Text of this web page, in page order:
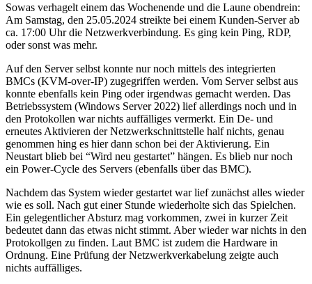
Sowas verhagelt einem das Wochenende und die Laune obendrein:
Am Samstag, den 25.05.2024 streikte bei einem Kunden-Server ab
ca. 17:00 Uhr die Netzwerkverbindung. Es ging kein Ping, RDP,
oder sonst was mehr.
Auf den Server selbst konnte nur noch mittels des integrierten
BMCs (KVM-over-IP) zugegriffen werden. Vom Server selbst aus
konnte ebenfalls kein Ping oder irgendwas gemacht werden. Das
Betriebssystem (Windows Server 2022) lief allerdings noch und in
den Protokollen war nichts auffälliges vermerkt. Ein De- und
erneutes Aktivieren der Netzwerkschnittstelle half nichts, genau
genommen hing es hier dann schon bei der Aktivierung. Ein
Neustart blieb bei “Wird neu gestartet” hängen. Es blieb nur noch
ein Power-Cycle des Servers (ebenfalls über das BMC).
Nachdem das System wieder gestartet war lief zunächst alles wieder
wie es soll. Nach gut einer Stunde wiederholte sich das Spielchen.
Ein gelegentlicher Absturz mag vorkommen, zwei in kurzer Zeit
bedeutet dann das etwas nicht stimmt. Aber wieder war nichts in den
Protokollgen zu finden. Laut BMC ist zudem die Hardware in
Ordnung. Eine Prüfung der Netzwerkverkabelung zeigte auch
nichts auffälliges.